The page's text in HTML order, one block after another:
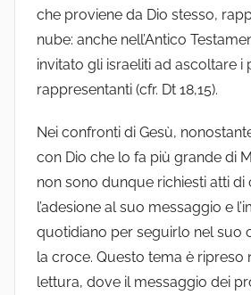
che proviene da Dio stesso,
nube: anche nell’Antico
invitato gli israeliti ad ascoltare i
rappresentanti (cfr. Dt 18,15).
Nei confronti di Gesù,
con Dio che lo fa più grande di
non sono dunque richiesti atti di
l’adesione al suo messaggio e
quotidiano per seguirlo nel suo
la croce. Questo tema è ripreso
lettura, dove il messaggio dei